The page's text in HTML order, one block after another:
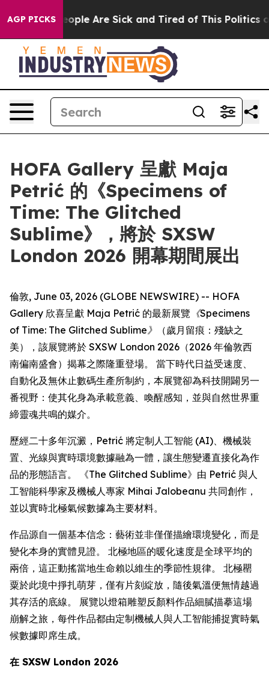
AGP PICKS
Win: “People Are Sick and Tired of This Politics of
HOFA Gallery 呈獻 Maja
Petrić 的《Specimens of
Time: The Glitched
Sublime》，將於 SXSW
London 2026 開幕期間展出
倫敦, June 03, 2026 (GLOBE NEWSWIRE) -- HOFA
Gallery 欣喜呈獻 Maja Petrić 的最新展覽 《Specimens
of Time: The Glitched Sublime》
（歲月留痕：殘缺之
美），該展覽將於 SXSW London 2026（2026 年倫敦西
南偏南盛會）揭幕之際隆重登場。 當下時代日益受速度、
自動化及無休止數碼生產所制約，本展覽卻為科技開闢另一
番視野：使其化身為承載意義、喚醒感知，並與自然世界重
締靈魂共鳴的媒介。
歷經二十多年沉澱，Petrić 將定制人工智能 (AI)、機械裝
置、光線與實時環境數據融為一體，讓生態變遷直接化為作
品的形態語言。 《The Glitched Sublime》由 Petrić 與人
工智能科學家及機械人專家 Mihai Jalobeanu 共同創作，
並以實時北極氣候數據為主要材料。
作品源自一個基本信念：藝術並非僅僅描繪環境變化，而是
變化本身的實體見證。 北極地區的暖化速度是全球平均的
兩倍，這正動搖當地生命賴以維生的季節性規律。 北極罌
粟於此境中掙扎萌芽，僅有片刻綻放，隨後氣溫便無情越過
其存活的底線。 展覽以燈箱雕塑反顏料作品細膩描摹這場
崩解之旅，每件作品都由定制機械人與人工智能捕捉實時氣
候數據即席生成。
在 SXSW London 2026